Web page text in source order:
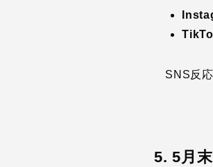
SNS反
5. 5月